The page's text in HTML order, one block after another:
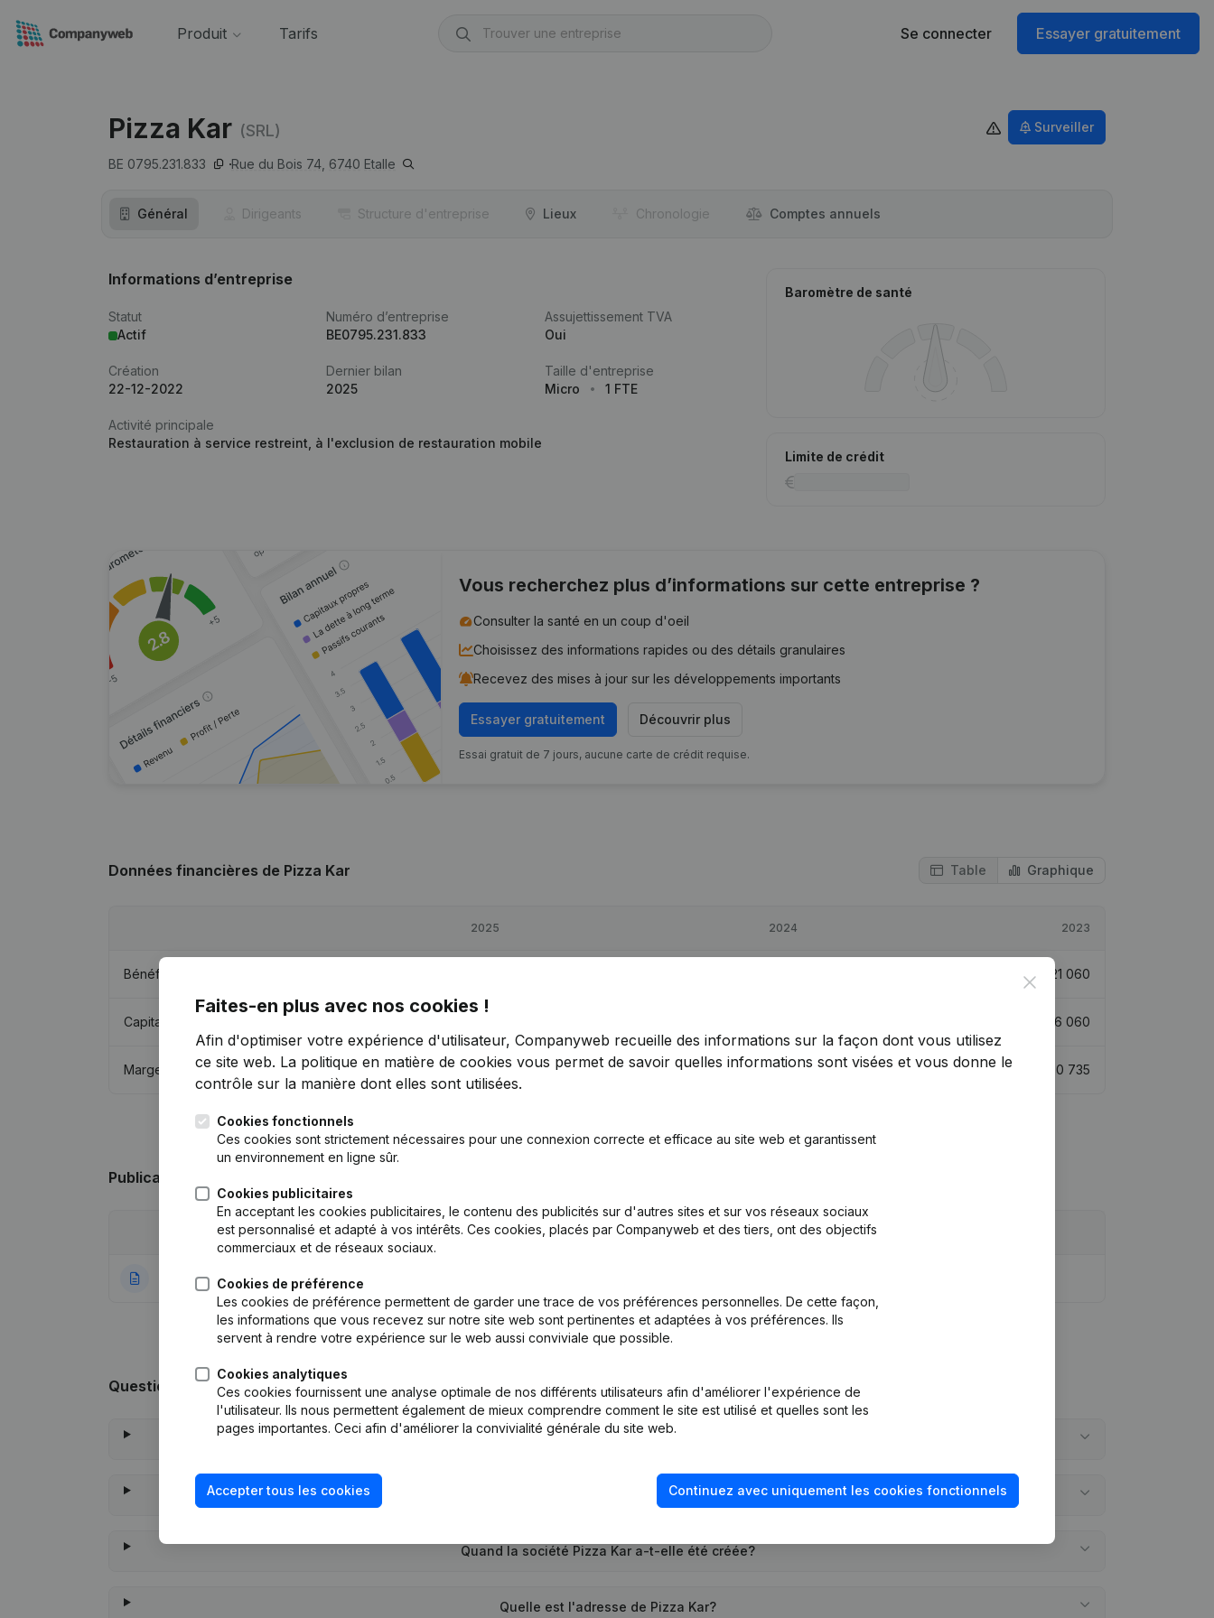
Produit Tarifs Se connecter Essayer gratuitement
Pizza Kar (SRL)
BE 0795.231.833 Rue du Bois 74, 6740 Etalle
Surveiller
Général Dirigeants Structure d'entreprise Lieux Chronologie Comptes annuels
Informations d’entreprise
Statut
Actif
Numéro d’entreprise
BE0795.231.833
Assujettissement TVA
Oui
Création
22-12-2022
Dernier bilan
2025
Taille d'entreprise
Micro
1 FTE
Activité principale
Restauration à service restreint, à l'exclusion de restauration mobile
Baromètre de santé
Limite de crédit
Vous recherchez plus d’informations sur cette entreprise ?
Consulter la santé en un coup d'oeil
Choisissez des informations rapides ou des détails granulaires
Recevez des mises à jour sur les développements importants
Essayer gratuitement Découvrir plus
Essai gratuit de 7 jours, aucune carte de crédit requise.
Données financières de Pizza Kar Table Graphique
2025 2024 2023
Bénéfices/pertes 21 060
Capitaux propres 26 060
Marge brute €15 822 -59,94% €39 493 28,5% 30 735
Publications
Publication
27-12-2022 Rubrique Constitution (Nouvelle Personne Morale, Ouverture Succursale, etc...)
Questions fréquemment posées
Quel est le numéro de TVA de Pizza Kar?
Quel est l'identifiant PEPPOL de Pizza Kar?
Quand la société Pizza Kar a-t-elle été créée?
Quelle est l'adresse de Pizza Kar?
Close
Faites-en plus avec nos cookies !
Afin d'optimiser votre expérience d'utilisateur, Companyweb recueille des informations sur la façon dont vous utilisez
ce site web. La politique en matière de cookies vous permet de savoir quelles informations sont visées et vous donne le
contrôle sur la manière dont elles sont utilisées.
Cookies fonctionnels
Ces cookies sont strictement nécessaires pour une connexion correcte et efficace au site web et garantissent
un environnement en ligne sûr.
Cookies publicitaires
En acceptant les cookies publicitaires, le contenu des publicités sur d'autres sites et sur vos réseaux sociaux
est personnalisé et adapté à vos intérêts. Ces cookies, placés par Companyweb et des tiers, ont des objectifs
commerciaux et de réseaux sociaux.
Cookies de préférence
Les cookies de préférence permettent de garder une trace de vos préférences personnelles. De cette façon,
les informations que vous recevez sur notre site web sont pertinentes et adaptées à vos préférences. Ils
servent à rendre votre expérience sur le web aussi conviviale que possible.
Cookies analytiques
Ces cookies fournissent une analyse optimale de nos différents utilisateurs afin d'améliorer l'expérience de
l'utilisateur. Ils nous permettent également de mieux comprendre comment le site est utilisé et quelles sont les
pages importantes. Ceci afin d'améliorer la convivialité générale du site web.
Accepter tous les cookies Continuez avec uniquement les cookies fonctionnels